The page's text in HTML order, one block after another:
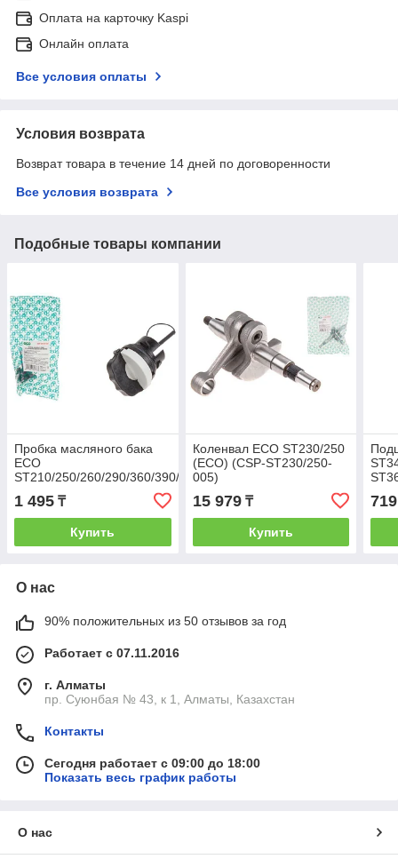
Оплата на карточку Kaspi
Онлайн оплата
Все условия оплаты
Условия возврата
Возврат товара в течение 14 дней по договоренности
Все условия возврата
Подобные товары компании
Пробка масляного бака
ECO
ST210/250/260/290/360/390/440/460
(ECO) (CSP-ST360-021)
1 495 ₸
Купить
Коленвал ECO ST230/250
(ECO) (CSP-ST230/250-
005)
15 979₸
Купить
719
О нас
90% положительных из 50 отзывов за год
Работает с 07.11.2016
г. Алматы
пр. Суюнбая № 43, к 1, Алматы, Казахстан
Контакты
Сегодня работает с 09:00 до 18:00
Показать весь график работы
О нас